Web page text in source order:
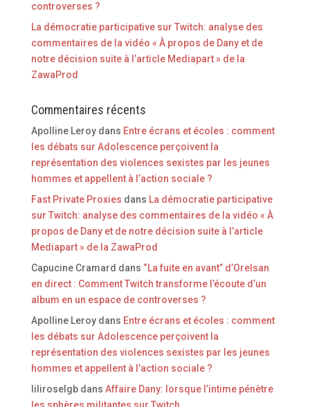
controverses ?
La démocratie participative sur Twitch: analyse des
commentaires de la vidéo « À propos de Dany et de
notre décision suite à l’article Mediapart » de la
ZawaProd
Commentaires récents
Apolline Leroydans Entre écrans et écoles : comment
les débats sur Adolescence perçoivent la
représentation des violences sexistes par les jeunes
hommes et appellent à l’action sociale ?
Fast Private Proxies dans La démocratie participative
sur Twitch: analyse des commentaires de la vidéo « À
propos de Dany et de notre décision suite à l’article
Mediapart » de la ZawaProd
Capucine Cramard dans “La fuite en avant” d’Orelsan
en direct : Comment Twitch transforme l’écoute d’un
album en un espace de controverses ?
Apolline Leroydans Entre écrans et écoles : comment
les débats sur Adolescence perçoivent la
représentation des violences sexistes par les jeunes
hommes et appellent à l’action sociale ?
liliroselgbdans Affaire Dany: lorsque l’intime pénètre